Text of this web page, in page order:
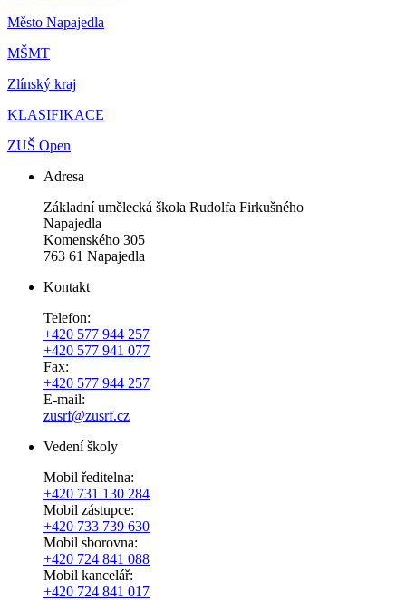
Město Napajedla
MŠMT
Zlínský kraj
KLASIFIKACE
ZUŠ Open
Adresa
Základní umělecká škola Rudolfa Firkušného
Napajedla
Komenského 305
763 61 Napajedla
Kontakt
Telefon:
+420 577 944 257
+420 577 941 077
Fax:
+420 577 944 257
E-mail:
zusrf@zusrf.cz
Vedení školy
Mobil ředitelna:
+420 731 130 284
Mobil zástupce:
+420 733 739 630
Mobil sborovna:
+420 724 841 088
Mobil kancelář:
+420 724 841 017